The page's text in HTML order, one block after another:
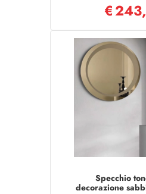
€
Specchio
decorazione